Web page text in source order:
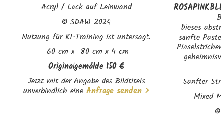
Acryl / Lack auf Leinwand
©SDAW 2024
Nutzung für KI-Training ist untersagt.
60 cm x 80 cm x 4 cm
Originalgemälde 150 €
Jetzt mit der Angabe des Bildtitels
unverbindlich eine Anfrage senden >
Dieses
sanfte
Sanfter
Mixed